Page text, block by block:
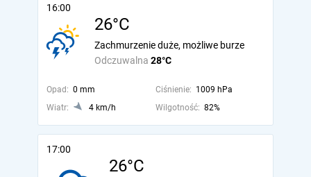
16:00
26°C
Odczuwalna 28°C
Zachmurzenie duże, możliwe burze
Opad: 0 mm Ciśnienie: 1009 hPa
Wiatr:
4 km/h Wilgotność: 82%
17:00
26°C